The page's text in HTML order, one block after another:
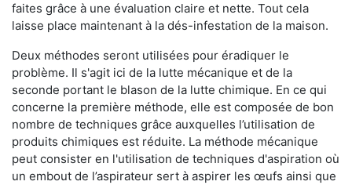
faites grâce à une évaluation claire et nette. Tout cela
laisse place maintenant à la dés-infestation de la maison.
Deux méthodes seront utilisées pour éradiquer le
problème. Il s'agit ici de la lutte mécanique et de la
seconde portant le blason de la lutte chimique. En ce qui
concerne la première méthode, elle est composée de bon
nombre de techniques grâce auxquelles l’utilisation de
produits chimiques est réduite. La méthode mécanique
peut consister en l'utilisation de techniques d'aspiration où
un embout de l’aspirateur sert à aspirer les œufs ainsi que